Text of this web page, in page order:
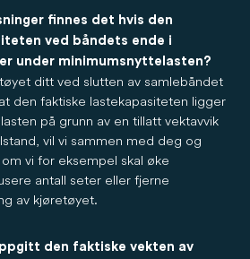
finnes det hvis den
ved båndets ende i
under minimumsnyttelasten?
ditt ved slutten av samlebåndet
den faktiske lastekapasiteten ligger
på grunn av en tillatt vektavvik
vil vi sammen med deg og
vi for eksempel skal øke
antall seter eller fjerne
av kjøretøyet.
den faktiske vekten av